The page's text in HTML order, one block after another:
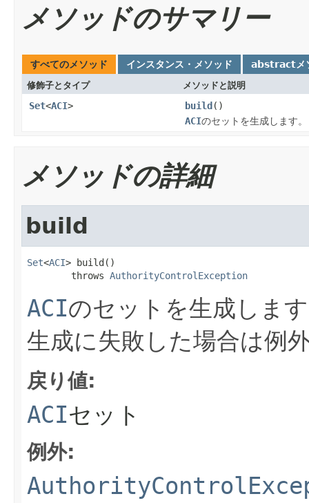
メソッドのサマリー
すべてのメソッド インスタンス・メソッド abstractメ
修飾子とタイプ メソッドと説明
Set<ACI> build()
ACIのセットを生成します。
メソッドの詳細
build
Set<ACI> build()
        throws
AuthorityControlException
ACIのセットを生成しま
生成に失敗した場合は例
戻り値:
ACIセット
例外: